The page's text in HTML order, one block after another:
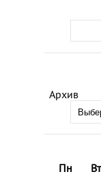
Архив
Пн
Вт